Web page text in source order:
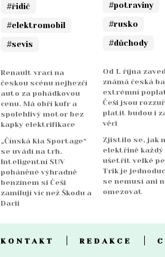
#řidič
#elektromobil
#sevis
Renault vrací na
českou scénu nejhezčí
auto za pohádkovou
cenu. Má obří kufr a
spolehlivý motor bez
kapky elektrifikace
„Čínská Kia Sportage“
se uvádí na trh.
Inteligentní SUV
poháněné výhradně
benzínem si Češi
zamilují víc než Škodu a
Dacii
#potraviny
#rusko
#důchody
Od 1. října
známá česká
extrémní
Češi jsou
platit budou i
věci
Zjistilo se, jak
elektřině každý
ušetřit velké
Trik je
se nemusí ani
omezovat
KONTAKT REDAKCE